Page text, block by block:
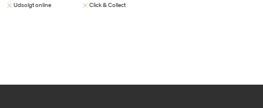
Udsolgt online Click & Collect